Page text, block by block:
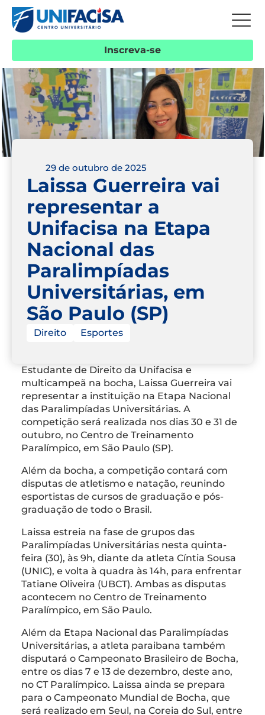
Inscreva-se
29 de outubro de 2025
Laissa Guerreira vai
representar a
Unifacisa na Etapa
Nacional das
Paralimpíadas
Universitárias, em
São Paulo (SP)
Direito Esportes
Estudante de Direito da Unifacisa e
multicampeã na bocha, Laissa Guerreira vai
representar a instituição na Etapa Nacional
das Paralimpíadas Universitárias. A
competição será realizada nos dias 30 e 31 de
outubro, no Centro de Treinamento
Paralímpico, em São Paulo (SP).
Além da bocha, a competição contará com
disputas de atletismo e natação, reunindo
esportistas de cursos de graduação e pós-
graduação de todo o Brasil.
Laissa estreia na fase de grupos das
Paralimpíadas Universitárias nesta quinta-
feira (30), às 9h, diante da atleta Cíntia Sousa
(UNIC), e volta à quadra às 14h, para enfrentar
Tatiane Oliveira (UBCT). Ambas as disputas
acontecem no Centro de Treinamento
Paralímpico, em São Paulo.
Além da Etapa Nacional das Paralimpíadas
Universitárias, a atleta paraibana também
disputará o Campeonato Brasileiro de Bocha,
entre os dias 7 e 13 de dezembro, deste ano,
no CT Paralímpico. Laissa ainda se prepara
para o Campeonato Mundial de Bocha, que
será realizado em Seul, na Coreia do Sul, entre